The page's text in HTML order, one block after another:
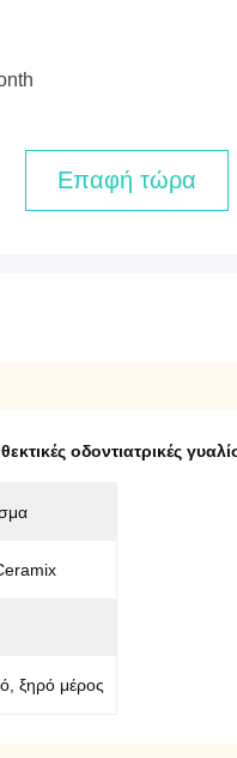
Επαφή τώρα
οδοντιατρικές
ξηρό μέρος